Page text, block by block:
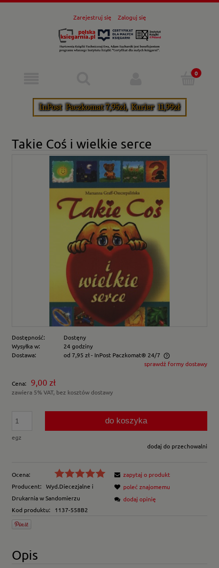
Zarejestruj się Zaloguj się
Takie Coś i wielkie serce
Dostępność:
Dostęny
Wysyłka w:
24 godziny
Dostawa:
od 7,95 zł- InPost Paczkomat® 24/7
Cena nie zawiera ewentualnych kosztów płatnościsprawdź formy dostawy
Cena: 9,00 zł
zawiera 5% VAT, bez kosztów dostawy
egz
do koszyka
dodaj do przechowalni
Ocena:
Producent:
Wyd.Diecezjalne i
Drukarnia w Sandomierzu
Kod produktu:
1137-558B2
zapytaj o produkt
poleć znajomemu
dodaj opinię
Opis